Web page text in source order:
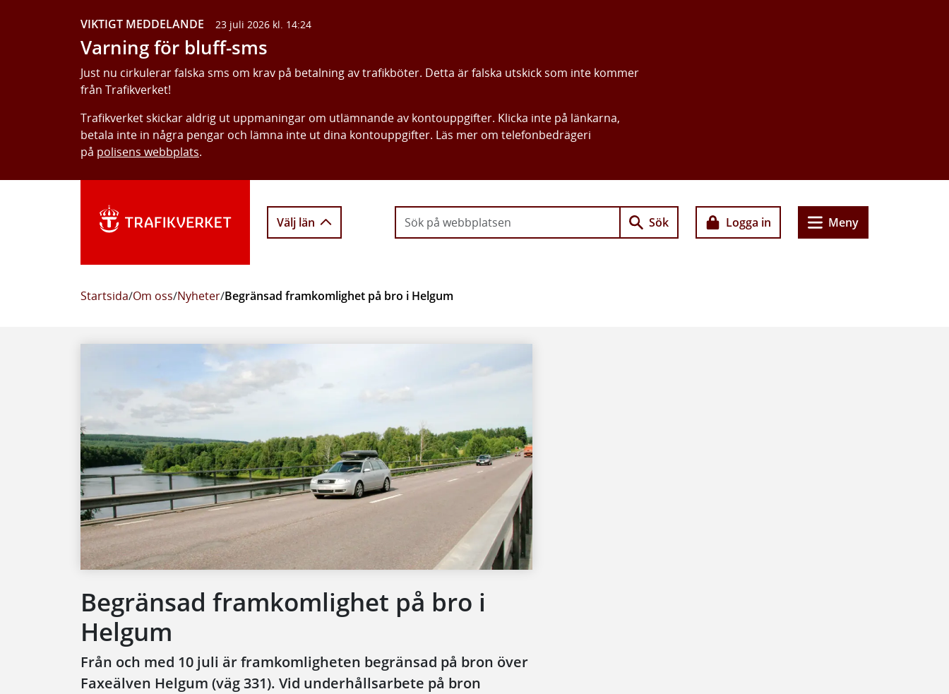
VIKTIGT MEDDELANDE 23 juli 2026 kl. 14:24
Varning för bluff-sms
Just nu cirkulerar falska sms om krav på betalning av trafikböter. Detta är falska utskick som inte kommer
från Trafikverket!
Trafikverket skickar aldrig ut uppmaningar om utlämnande av kontouppgifter. Klicka inte på länkarna,
betala inte in några pengar och lämna inte ut dina kontouppgifter. Läs mer om telefonbedrägeri
på polisens webbplats.
Välj län Sök Logga in Meny
Startsida/Om oss/Nyheter/Begränsad framkomlighet på bro i Helgum
Begränsad framkomlighet på bro i
Helgum
Från och med 10 juli är framkomligheten begränsad på bron över
Faxeälven Helgum (väg 331). Vid underhållsarbete på bron